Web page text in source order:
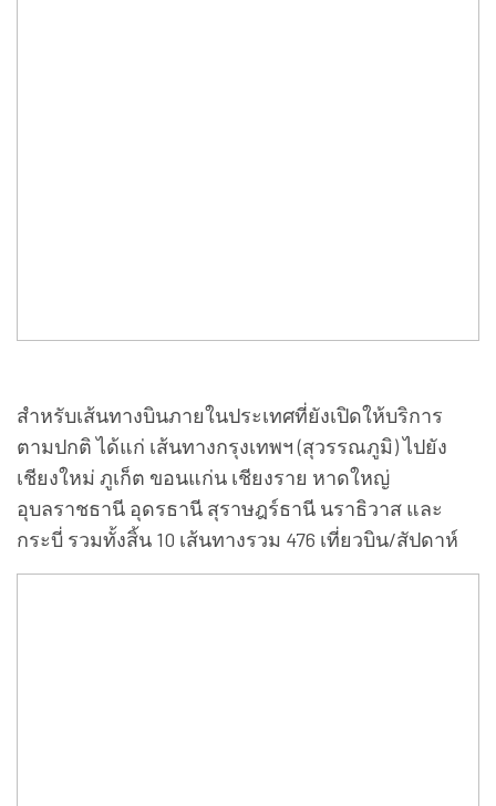
สำหรับเส้นทางบินภายในประเทศที่ยังเปิดให้บริการ
ตามปกติ ได้แก่ เส้นทางกรุงเทพฯ (สุวรรณภูมิ) ไปยัง
เชียงใหม่ ภูเก็ต ขอนแก่น เชียงราย หาดใหญ่
อุบลราชธานี อุดรธานี สุราษฎร์ธานี นราธิวาส และ
กระบี่ รวมทั้งสิ้น 10 เส้นทางรวม 476 เที่ยวบิน/สัปดาห์